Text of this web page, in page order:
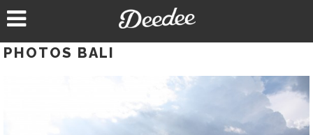
au
PHOTOS BALI